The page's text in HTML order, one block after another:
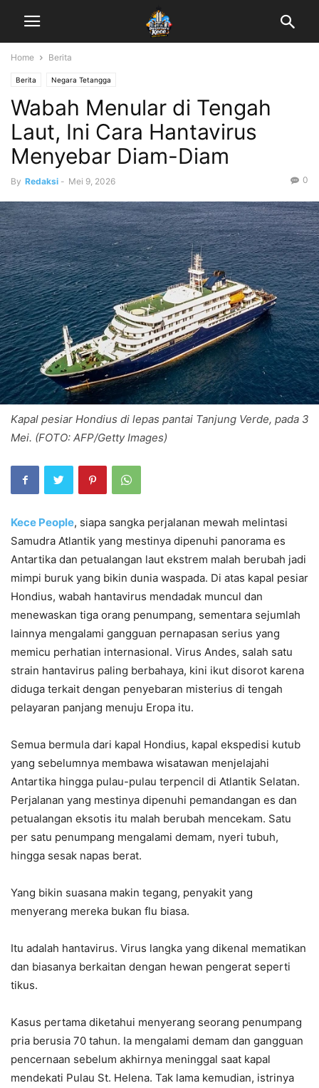
Home Berita
Berita Negara Tetangga
Wabah Menular di Tengah
Laut, Ini Cara Hantavirus
Menyebar Diam-Diam
By Redaksi - Mei 9, 2026 0
Kapal pesiar Hondius di lepas pantai Tanjung Verde, pada 3
Mei. (FOTO: AFP/Getty Images)
Kece People, siapa sangka perjalanan mewah melintasi
Samudra Atlantik yang mestinya dipenuhi panorama es
Antartika dan petualangan laut ekstrem malah berubah jadi
mimpi buruk yang bikin dunia waspada. Di atas kapal pesiar
Hondius, wabah hantavirus mendadak muncul dan
menewaskan tiga orang penumpang, sementara sejumlah
lainnya mengalami gangguan pernapasan serius yang
memicu perhatian internasional. Virus Andes, salah satu
strain hantavirus paling berbahaya, kini ikut disorot karena
diduga terkait dengan penyebaran misterius di tengah
pelayaran panjang menuju Eropa itu.
Semua bermula dari kapal Hondius, kapal ekspedisi kutub
yang sebelumnya membawa wisatawan menjelajahi
Antartika hingga pulau-pulau terpencil di Atlantik Selatan.
Perjalanan yang mestinya dipenuhi pemandangan es dan
petualangan eksotis itu malah berubah mencekam. Satu
per satu penumpang mengalami demam, nyeri tubuh,
hingga sesak napas berat.
Yang bikin suasana makin tegang, penyakit yang
menyerang mereka bukan flu biasa.
Itu adalah hantavirus. Virus langka yang dikenal mematikan
dan biasanya berkaitan dengan hewan pengerat seperti
tikus.
Kasus pertama diketahui menyerang seorang penumpang
pria berusia 70 tahun. Ia mengalami demam dan gangguan
pencernaan sebelum akhirnya meninggal saat kapal
mendekati Pulau St. Helena. Tak lama kemudian, istrinya